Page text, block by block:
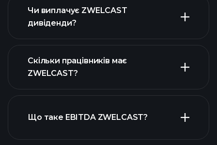
ZWELCAST
фінансових звітах
ZWELCAST
Чи виплачує ZWELCAST
дивіденди?
Скільки працівників має
ZWELCAST?
Що таке EBITDA ZWELCAST?